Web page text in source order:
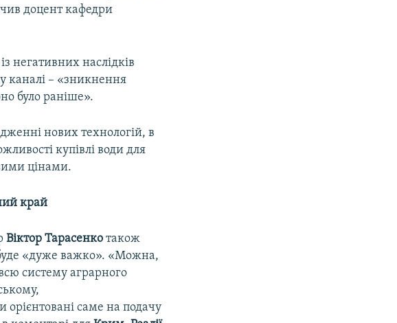
доцент кафедри
негативних наслідків
каналі – «зникнення
було раніше».
нових технологій, в
купівлі води для
цінами.
край
Віктор Тарасенкотакож
«дуже важко». «Можна,
систему аграрного
орієнтовані саме на подачу